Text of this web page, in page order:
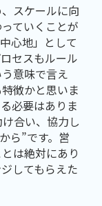
スケールに向
ていくことが
心地」として
セスもルール
意味で言え
徴かと思いま
必要はありま
合い、協力し
ら”です。営
は絶対にあり
してもらえた